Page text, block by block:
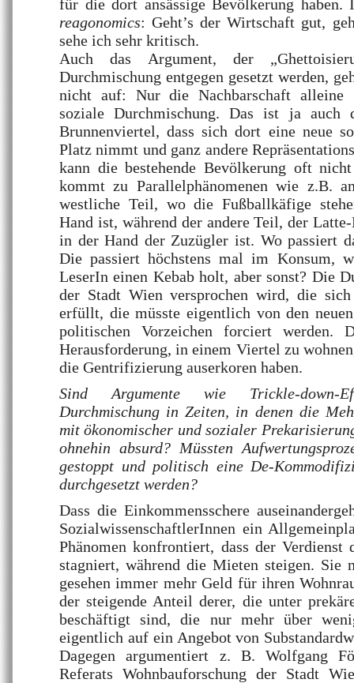
für die dort ansässige Bevölkerung haben.
reagonomics: Geht’s der Wirtschaft gut,
sehe ich sehr kritisch.
Auch das Argument, der
Durchmischung entgegen gesetzt werden,
nicht auf: Nur die Nachbarschaft alleine
soziale Durchmischung. Das ist ja auch
Brunnenviertel, dass sich dort eine neue
Platz nimmt und ganz andere
kann die bestehende Bevölkerung oft
kommt zu Parallelphänomenen wie z.B.
westliche Teil, wo die Fußballkäfige
Hand ist, während der andere Teil, der
in der Hand der Zuzügler ist. Wo passiert
Die passiert höchstens mal im Konsum,
LeserIn einen Kebab holt, aber sonst? Die
der Stadt Wien versprochen wird, die
erfüllt, die müsste eigentlich von den
politischen Vorzeichen forciert
Herausforderung, in einem Viertel zu
die Gentrifizierung auserkoren haben.
Sind Argumente wie Trickle-down-
Durchmischung in Zeiten, in denen die
mit ökonomischer und sozialer
ohnehin absurd? Müssten
gestoppt und politisch eine De-
durchgesetzt werden?
Dass die Einkommensschere
SozialwissenschaftlerInnen ein
Phänomen konfrontiert, dass der Verdienst
stagniert, während die Mieten steigen. Sie
gesehen immer mehr Geld für ihren
der steigende Anteil derer, die unter
beschäftigt sind, die nur mehr über
eigentlich auf ein Angebot von
Dagegen argumentiert z. B. Wolfgang
Referats Wohnbauforschung der Stadt